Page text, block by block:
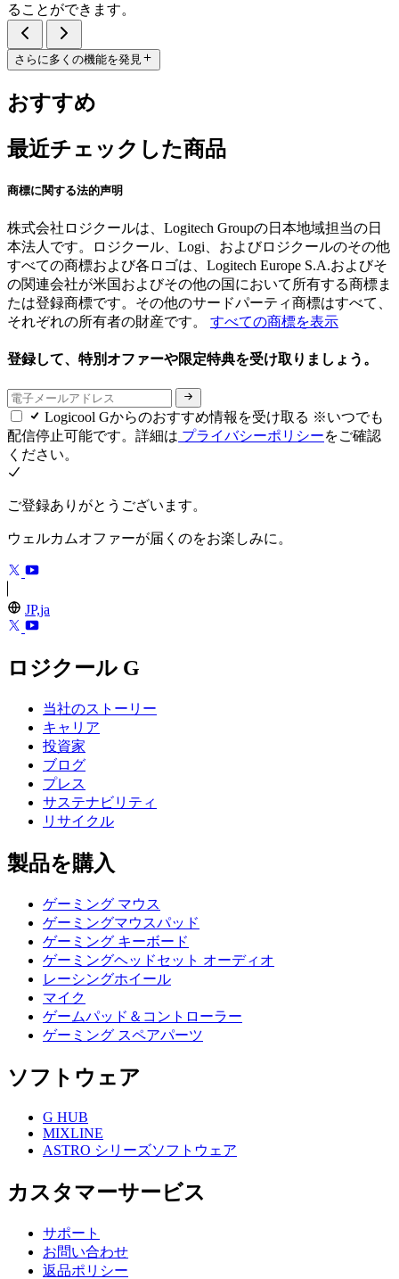
ることができます。
さらに多くの機能を発見
おすすめ
最近チェックした商品
商標に関する法的声明
株式会社ロジクールは、Logitech Groupの日本地域担当の日
本法人です。ロジクール、Logi、およびロジクールのその他
すべての商標および各ロゴは、Logitech Europe S.A.およびそ
の関連会社が米国およびその他の国において所有する商標ま
たは登録商標です。その他のサードパーティ商標はすべて、
それぞれの所有者の財産です。 すべての商標を表示
登録して、特別オファーや限定特典を受け取りましょう。
Logicool Gからのおすすめ情報を受け取る ※いつでも
配信停止可能です。詳細は プライバシーポリシーをご確認
ください。
ご登録ありがとうございます。
ウェルカムオファーが届くのをお楽しみに。
JP,ja
ロジクール G
当社のストーリー
キャリア
投資家
ブログ
プレス
サステナビリティ
リサイクル
製品を購入
ゲーミング マウス
ゲーミングマウスパッド
ゲーミング キーボード
ゲーミングヘッドセット オーディオ
レーシングホイール
マイク
ゲームパッド＆コントローラー
ゲーミング スペアパーツ
ソフトウェア
G HUB
MIXLINE
ASTRO シリーズソフトウェア
カスタマーサービス
サポート
お問い合わせ
返品ポリシー